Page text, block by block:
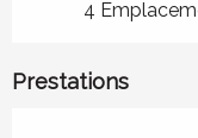
4
Prestations